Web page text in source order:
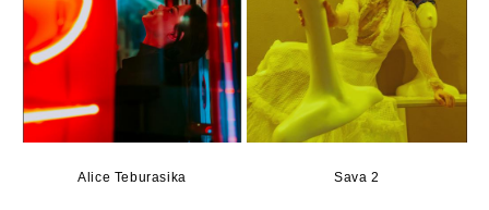
Alice Teburasika Sava 2